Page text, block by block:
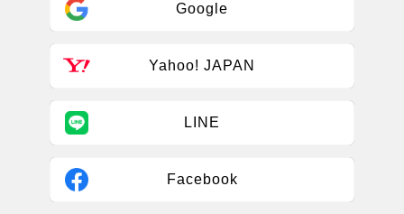
Google
Yahoo! JAPAN
LINE
Facebook